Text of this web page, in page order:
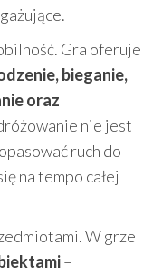
Gra oferuje
bieganie,
oraz
nie jest
ruch do
na tempo całej
W grze
–